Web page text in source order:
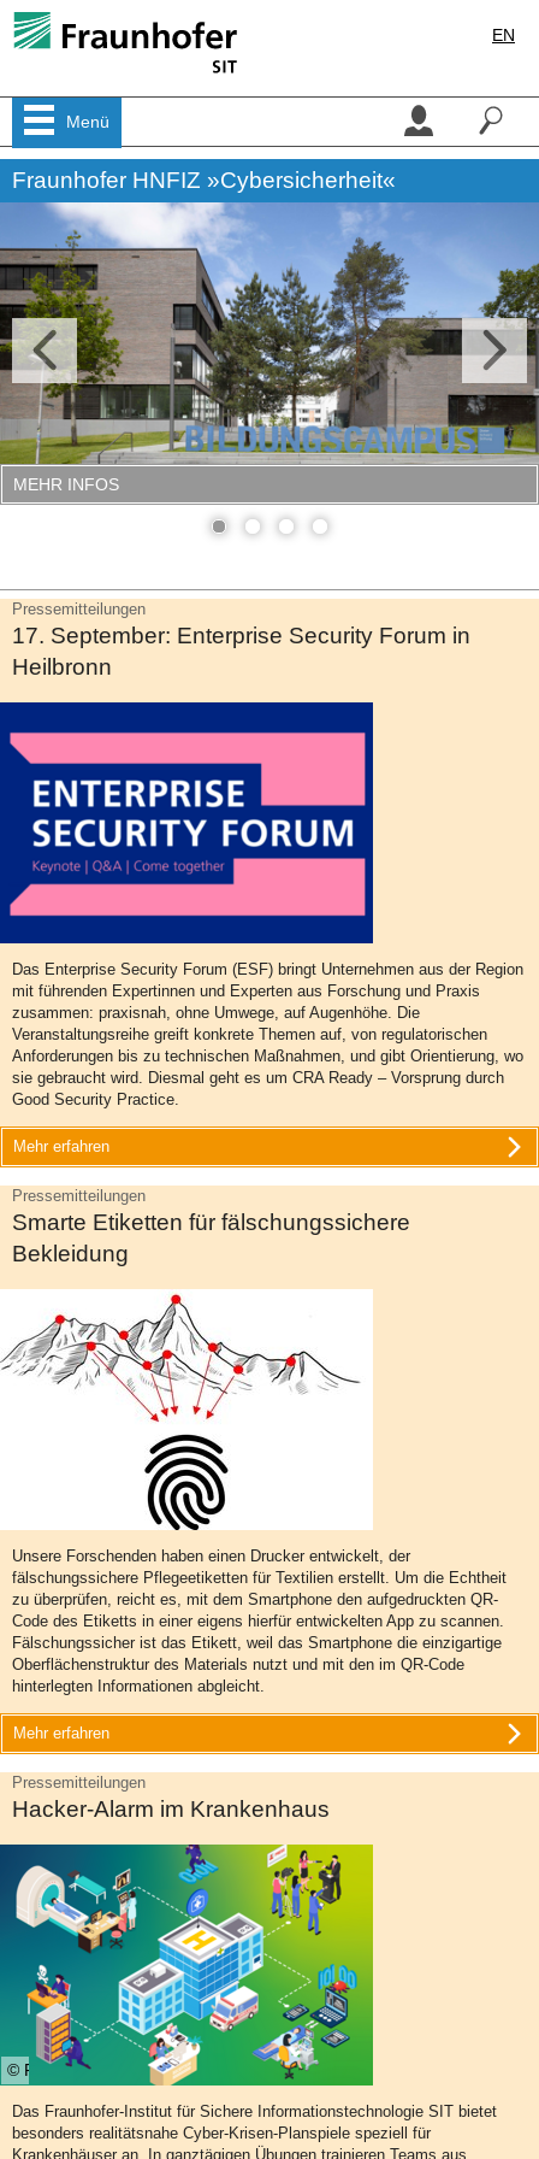
EN
Menü
Fraunhofer HNFIZ »Cybersicherheit«
MEHR INFOS
Pressemitteilungen
17. September: Enterprise Security Forum in
Heilbronn
Das Enterprise Security Forum (ESF) bringt Unternehmen aus der Region
mit führenden Expertinnen und Experten aus Forschung und Praxis
zusammen: praxisnah, ohne Umwege, auf Augenhöhe. Die
Veranstaltungsreihe greift konkrete Themen auf, von regulatorischen
Anforderungen bis zu technischen Maßnahmen, und gibt Orientierung, wo
sie gebraucht wird. Diesmal geht es um CRA Ready – Vorsprung durch
Good Security Practice.
Mehr erfahren
Pressemitteilungen
Smarte Etiketten für fälschungssichere
Bekleidung
Unsere Forschenden haben einen Drucker entwickelt, der
fälschungssichere Pflegeetiketten für Textilien erstellt. Um die Echtheit
zu überprüfen, reicht es, mit dem Smartphone den aufgedruckten QR-
Code des Etiketts in einer eigens hierfür entwickelten App zu scannen.
Fälschungssicher ist das Etikett, weil das Smartphone die einzigartige
Oberflächenstruktur des Materials nutzt und mit den im QR-Code
hinterlegten Informationen abgleicht.
Mehr erfahren
Pressemitteilungen
Hacker-Alarm im Krankenhaus
© Fraunhofer SIT
Das Fraunhofer-Institut für Sichere Informationstechnologie SIT bietet
besonders realitätsnahe Cyber-Krisen-Planspiele speziell für
Krankenhäuser an. In ganztägigen Übungen trainieren Teams aus